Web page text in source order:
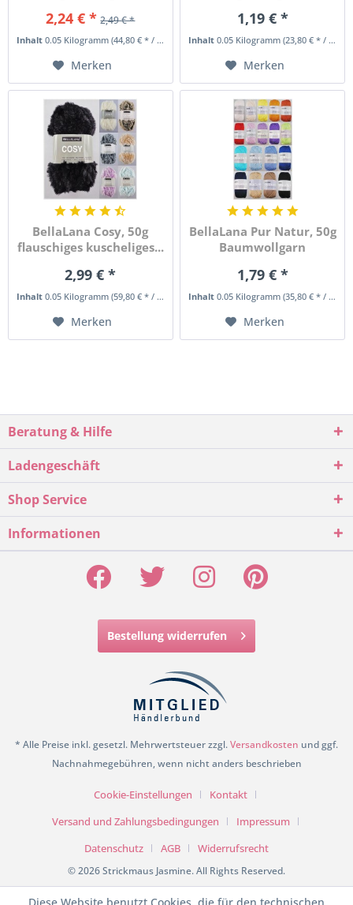
2,24 € * 2,49 € *
Inhalt0.05 Kilogramm(44,80 € * / 1 Kilogramm)
Merken
1,19 € *
Inhalt0.05 Kilogramm(23,80 € * / 1 Kilogramm)
Merken
BellaLana Cosy, 50g
flauschiges kuscheliges...
2,99 € *
Inhalt0.05 Kilogramm(59,80 € * / 1 Kilogramm)
Merken
BellaLana Pur Natur, 50g
Baumwollgarn
1,79 € *
Inhalt0.05 Kilogramm(35,80 € * / 1 Kilogramm)
Merken
Beratung & Hilfe
Ladengeschäft
Shop Service
Informationen
Bestellung widerrufen
* Alle Preise inkl. gesetzl. Mehrwertsteuer zzgl.Versandkosten und ggf.
Nachnahmegebühren, wenn nicht anders beschrieben
Cookie-Einstellungen
Kontakt
Versand und Zahlungsbedingungen
Impressum
Datenschutz
AGB Widerrufsrecht
© 2026 Strickmaus Jasmine. All Rights Reserved.